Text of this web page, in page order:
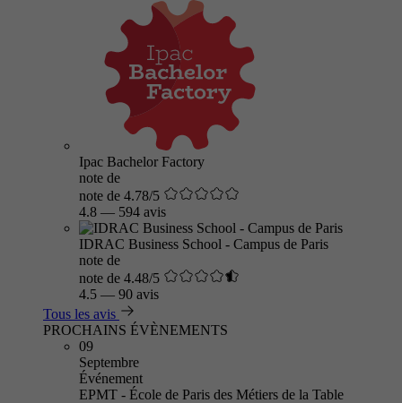
Ipac Bachelor Factory
note de
note de 4.78/5
4.8 — 594 avis
IDRAC Business School - Campus de Paris
note de
note de 4.48/5
4.5 — 90 avis
Tous les avis
PROCHAINS ÉVÈNEMENTS
09
Septembre
Événement
EPMT - École de Paris des Métiers de la Table